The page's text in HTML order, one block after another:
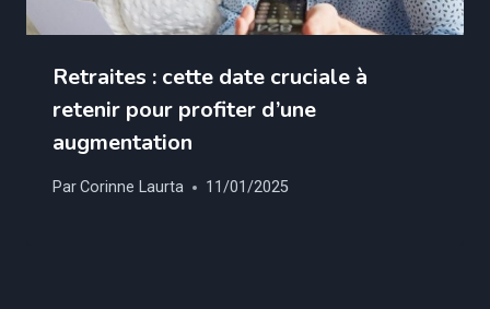
Retraites : cette date cruciale à
retenir pour profiter d’une
augmentation
ParCorinne Laurta 11/01/2025